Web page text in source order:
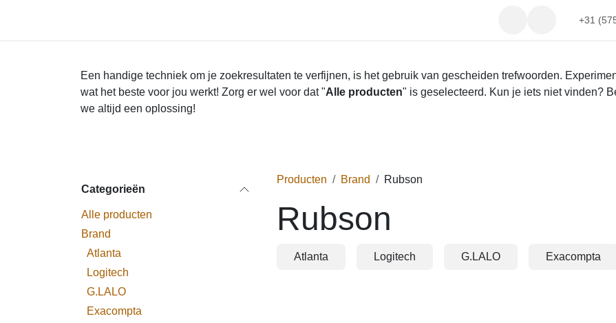
+31
Een handige techniek om je zoekresultaten te verfijnen, is het gebruik van gescheiden trefwoorden.
en ontdek wat het beste voor jou werkt! Zorg er wel voor dat " Alle producten" is geselecteerd. Kun
516165- samen vinden we altijd een oplossing!
Categorieën
Alle producten
Brand
Atlanta
Logitech
G.LALO
Exacompta
Producten Brand Rubson
Rubson
Atlanta Logitech G.LALO Exacompta